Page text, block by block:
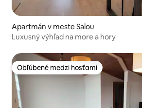
Apartmán v meste Salou
Luxusný výhľad na more a hory
Obľúbené medzi hosťami
Obľúbené medzi hosťami